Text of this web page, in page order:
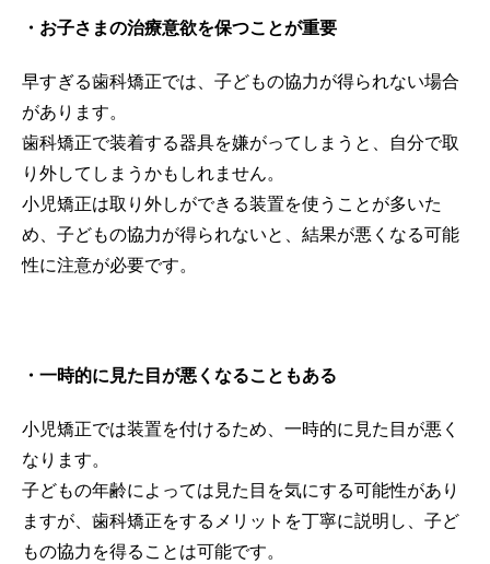
・お子さまの治療意欲を保つことが重要
早すぎる歯科矯正では、子どもの協力が得られない場合
があります。
歯科矯正で装着する器具を嫌がってしまうと、自分で取
り外してしまうかもしれません。
小児矯正は取り外しができる装置を使うことが多いた
め、子どもの協力が得られないと、結果が悪くなる可能
性に注意が必要です。
・一時的に見た目が悪くなることもある
小児矯正では装置を付けるため、一時的に見た目が悪く
なります。
子どもの年齢によっては見た目を気にする可能性があり
ますが、歯科矯正をするメリットを丁寧に説明し、子ど
もの協力を得ることは可能です。